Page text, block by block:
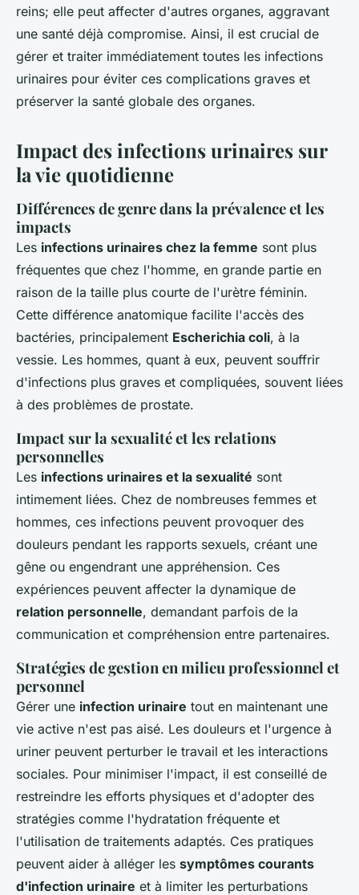
reins; elle peut affecter d'autres organes, aggravant
une santé déjà compromise. Ainsi, il est crucial de
gérer et traiter immédiatement toutes les infections
urinaires pour éviter ces complications graves et
préserver la santé globale des organes.
Impact des infections urinaires sur
la vie quotidienne
Différences de genre dans la prévalence et les
impacts
Les infections urinaires chez la femme sont plus
fréquentes que chez l'homme, en grande partie en
raison de la taille plus courte de l'urètre féminin.
Cette différence anatomique facilite l'accès des
bactéries, principalement Escherichia coli, à la
vessie. Les hommes, quant à eux, peuvent souffrir
d'infections plus graves et compliquées, souvent liées
à des problèmes de prostate.
Impact sur la sexualité et les relations
personnelles
Les infections urinaires et la sexualité sont
intimement liées. Chez de nombreuses femmes et
hommes, ces infections peuvent provoquer des
douleurs pendant les rapports sexuels, créant une
gêne ou engendrant une appréhension. Ces
expériences peuvent affecter la dynamique de
relation personnelle, demandant parfois de la
communication et compréhension entre partenaires.
Stratégies de gestion en milieu professionnel et
personnel
Gérer une infection urinaire tout en maintenant une
vie active n'est pas aisé. Les douleurs et l'urgence à
uriner peuvent perturber le travail et les interactions
sociales. Pour minimiser l'impact, il est conseillé de
restreindre les efforts physiques et d'adopter des
stratégies comme l'hydratation fréquente et
l'utilisation de traitements adaptés. Ces pratiques
peuvent aider à alléger les symptômes courants
d'infection urinaire et à limiter les perturbations